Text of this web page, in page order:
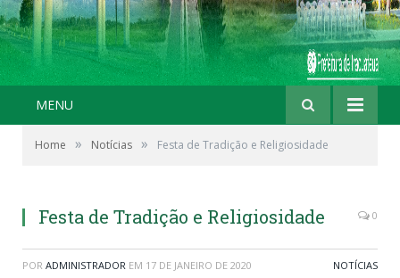
MENU
Home » Notícias » Festa de Tradição e Religiosidade
Festa de Tradição e Religiosidade 0
POR ADMINISTRADOR EM 17 DE JANEIRO DE 2020 NOTÍCIAS